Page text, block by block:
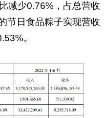
减少0.76%，占总营收
节日食品粽子实现营收
。